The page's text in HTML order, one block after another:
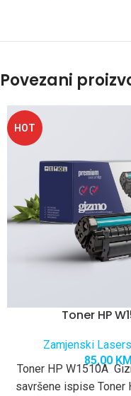
Povezani
HOT
Toner HP
Zamjenski
85,00 KM
Toner HP W1510A
savršene ispise Toner